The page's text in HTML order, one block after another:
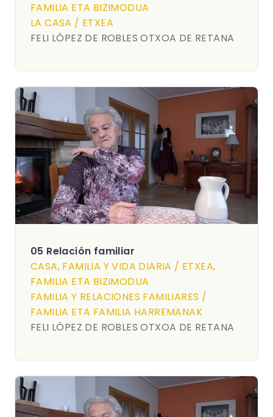
FAMILIA ETA BIZIMODUA
LA CASA / ETXEA
FELI LÓPEZ DE ROBLES OTXOA DE RETANA
05 Relación familiar
CASA, FAMILIA Y VIDA DIARIA / ETXEA,
FAMILIA ETA BIZIMODUA
FAMILIA Y RELACIONES FAMILIARES /
FAMILIA ETA FAMILIA HARREMANAK
FELI LÓPEZ DE ROBLES OTXOA DE RETANA